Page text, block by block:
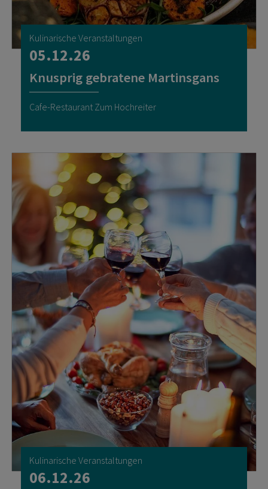
Kulinarische Veranstaltungen
05.12.26
Knusprig gebratene Martinsgans
Cafe-Restaurant Zum Hochreiter
Kulinarische Veranstaltungen
06.12.26